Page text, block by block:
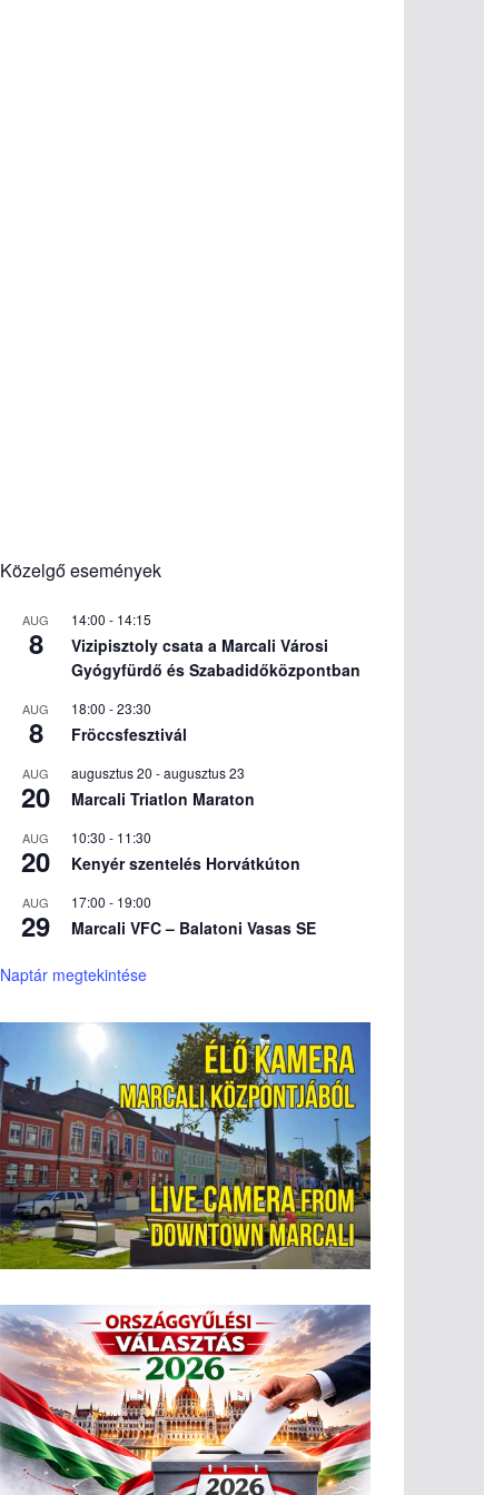
Közelgő események
AUG
8
14:00 - 14:15
Vizipisztoly csata a Marcali Városi
Gyógyfürdő és Szabadidőközpontban
AUG
8
18:00 -23:30
Fröccsfesztivál
AUG
20
augusztus 20 -augusztus 23
Marcali Triatlon Maraton
AUG
20
10:30 - 11:30
Kenyér szentelés Horvátkúton
AUG
29
17:00 - 19:00
Marcali VFC – Balatoni Vasas SE
Naptár megtekintése